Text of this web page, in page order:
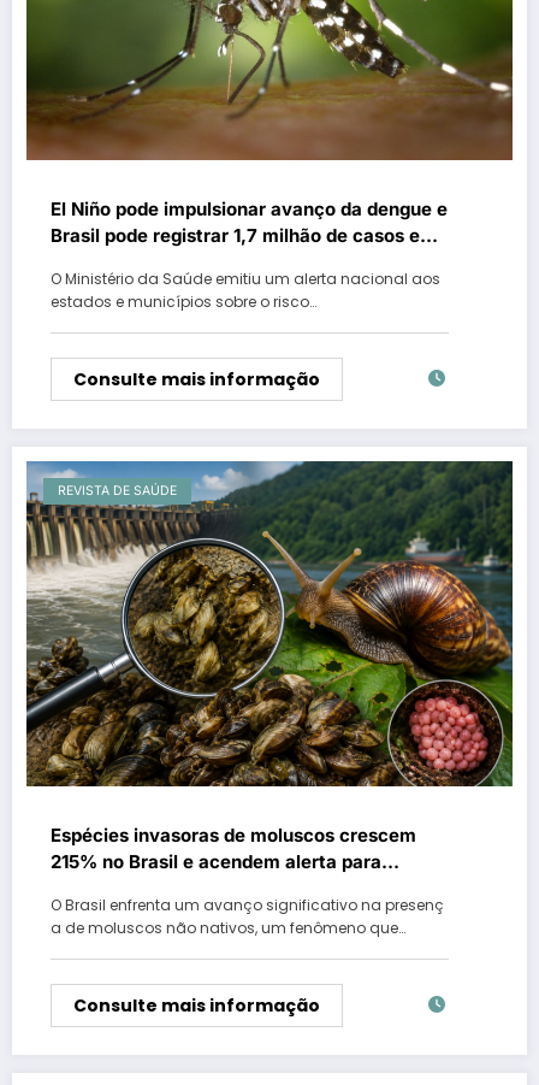
El Niño pode impulsionar avanço da dengue e
Brasil pode registrar 1,7 milhão de casos em
O Ministério da Saúde emitiu um alerta nacional aos
estados e municípios sobre o risco…
Consulte mais informação
REVISTA DE SAÚDE
Espécies invasoras de moluscos crescem
215% no Brasil e acendem alerta para
O Brasil enfrenta um avanço significativo na presenç
a de moluscos não nativos, um fenômeno que…
Consulte mais informação